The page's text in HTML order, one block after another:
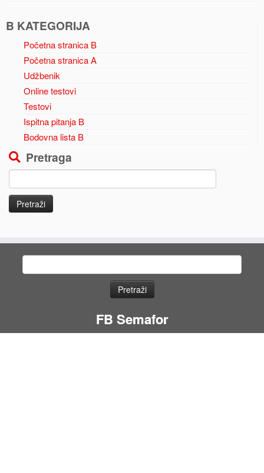
B KATEGORIJA
Početna stranica B
Početna stranica A
Udžbenik
Online testovi
Testovi
Ispitna pitanja B
Bodovna lista B
Pretraga
za:
FB Semafor